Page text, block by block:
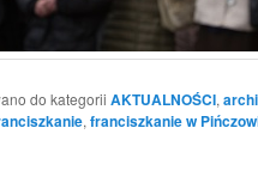
do kategorii AKTUALNOŚCI,
, franciszkanie w